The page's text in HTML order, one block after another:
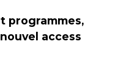
programmes,
access